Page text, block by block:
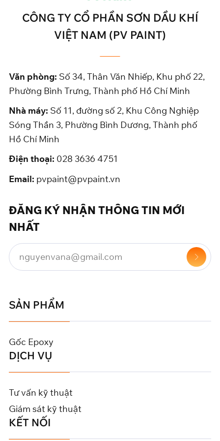
CÔNG TY CỔ PHẦN SƠN DẦU KHÍ
VIỆT NAM (PV PAINT)
Văn phòng: Số 34, Thân Văn Nhiếp, Khu phố 22,
Phường Bình Trưng, Thành phố Hồ Chí Minh
Nhà máy: Số 11, đường số 2, Khu Công Nghiệp
Sóng Thần 3, Phường Bình Dương, Thành phố
Hồ Chí Minh
Điện thoại: 028 3636 4751
Email: pvpaint@pvpaint.vn
ĐĂNG KÝ NHẬN THÔNG TIN MỚI
NHẤT
SẢN PHẨM
Gốc Epoxy
DỊCH VỤ
Tư vấn kỹ thuật
Giám sát kỹ thuật
KẾT NỐI